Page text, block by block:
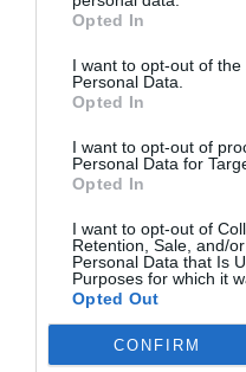
Opted In
I want to opt-out of the
Personal Data.
Opted In
I want to opt-out of
Personal Data for
Opted In
I want to opt-out of
Retention, Sale, and/
Personal Data that Is
Purposes for which it
Opted Out
CONFIRM
Eulogio López
El IBEX
miércoles
un
Eulogio López